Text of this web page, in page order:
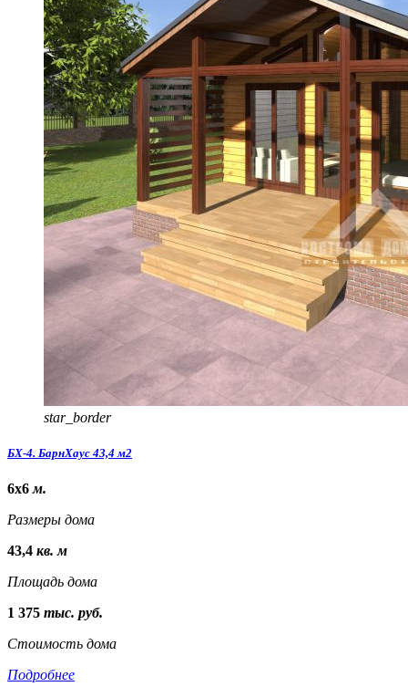
star_border
БХ-4. БарнХаус 43,4 м2
6х6 м.
Размеры дома
43,4 кв. м
Площадь дома
1 375 тыс. руб.
Стоимость дома
Подробнее